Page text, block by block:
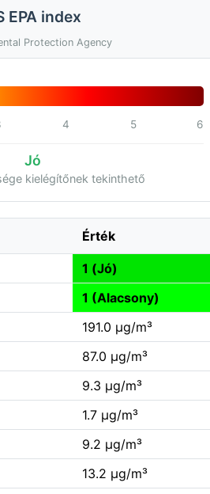
EPA index
Protection Agency
4 5 6
Jó
kielégítőnek tekinthető
Érték
1 (Jó)
1 (Alacsony)
191.0 µg/m³
87.0 µg/m³
9.3 µg/m³
1.7 µg/m³
9.2 µg/m³
13.2 µg/m³